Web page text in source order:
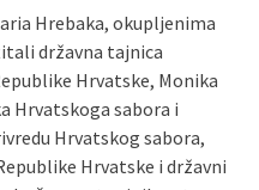
Hrebaka, okupljenima
državna tajnica
Hrvatske, Monika
Hrvatskoga sabora i
Hrvatskog sabora,
Hrvatske i državni